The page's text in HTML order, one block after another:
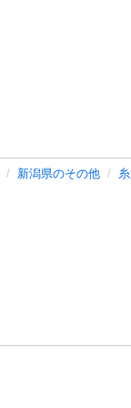
新潟県のその他